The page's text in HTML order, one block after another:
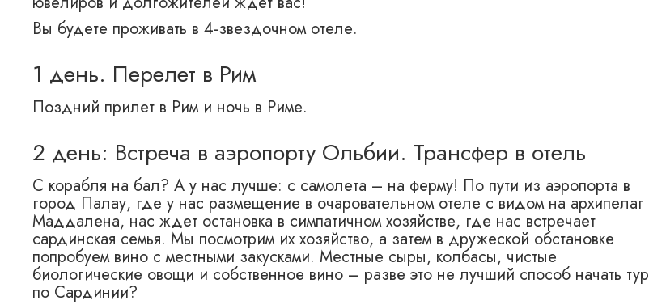
Вы будете проживать в 4-звездочном отеле.
1 день. Перелет в Рим
Поздний прилет в Рим и ночь в Риме.
2 день: Встреча в аэропорту Ольбии. Трансфер в отель
С корабля на бал? А у нас лучше: с самолета – на ферму! По пути из аэропорта в
город Палау, где у нас размещение в очаровательном отеле с видом на архипелаг
Маддалена, нас ждет остановка в симпатичном хозяйстве, где нас встречает
сардинская семья. Мы посмотрим их хозяйство, а затем в дружеской обстановке
попробуем вино с местными закусками. Местные сыры, колбасы, чистые
биологические овощи и собственное вино – разве это не лучший способ начать тур
по Сардинии?